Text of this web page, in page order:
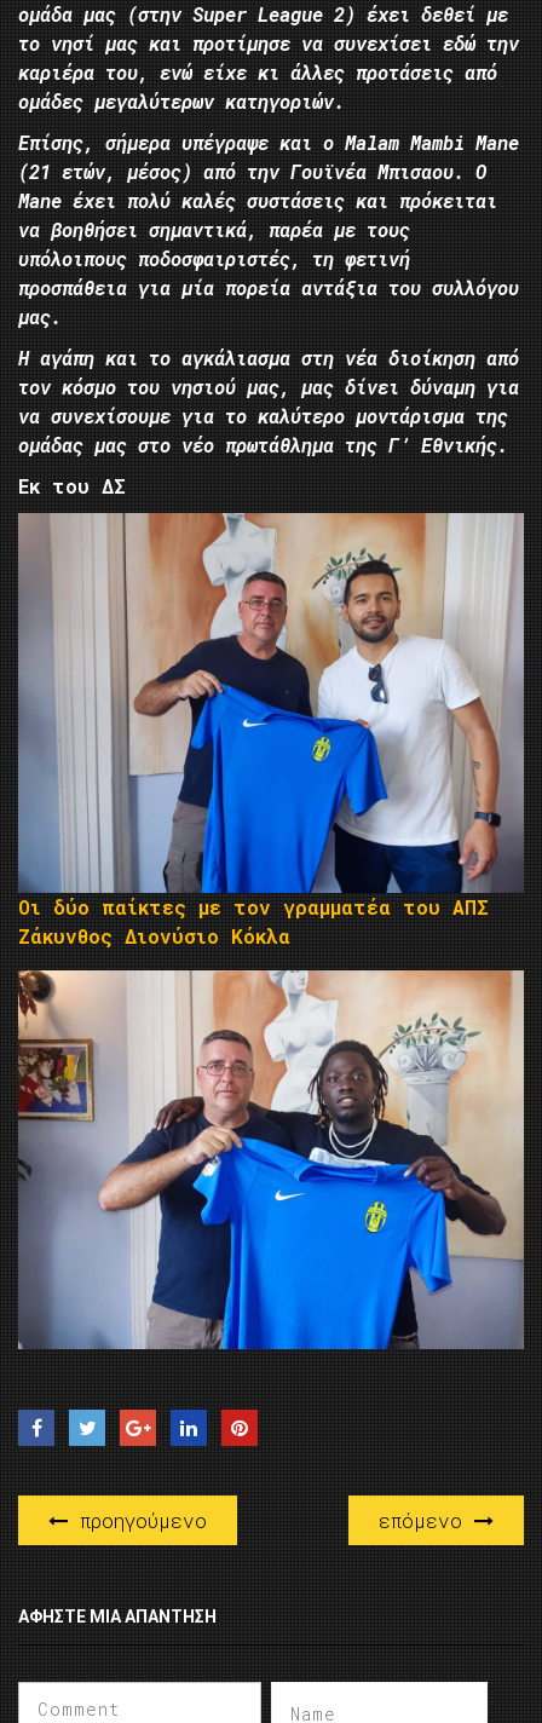
ομάδα μας (στην Super League 2) έχει δεθεί με
το νησί μας και προτίμησε να συνεχίσει εδώ την
καριέρα του, ενώ είχε κι άλλες προτάσεις από
ομάδες μεγαλύτερων κατηγοριών.
Επίσης, σήμερα υπέγραψε και ο Malam Mambi Mane
(21 ετών, μέσος) από την Γουϊνέα Μπισαου. Ο
Mane έχει πολύ καλές συστάσεις και πρόκειται
να βοηθήσει σημαντικά, παρέα με τους
υπόλοιπους ποδοσφαιριστές, τη φετινή
προσπάθεια για μία πορεία αντάξια του συλλόγου
μας.
Η αγάπη και το αγκάλιασμα στη νέα διοίκηση από
τον κόσμο του νησιού μας, μας δίνει δύναμη για
να συνεχίσουμε για το καλύτερο μοντάρισμα της
ομάδας μας στο νέο πρωτάθλημα της Γ’ Εθνικής.
Εκ του ΔΣ
Οι δύο παίκτες με τον γραμματέα του ΑΠΣ
Ζάκυνθος Διονύσιο Κόκλα
προηγούμενο επόμενο
ΑΦΉΣΤΕ ΜΙΑ ΑΠΆΝΤΗΣΗ